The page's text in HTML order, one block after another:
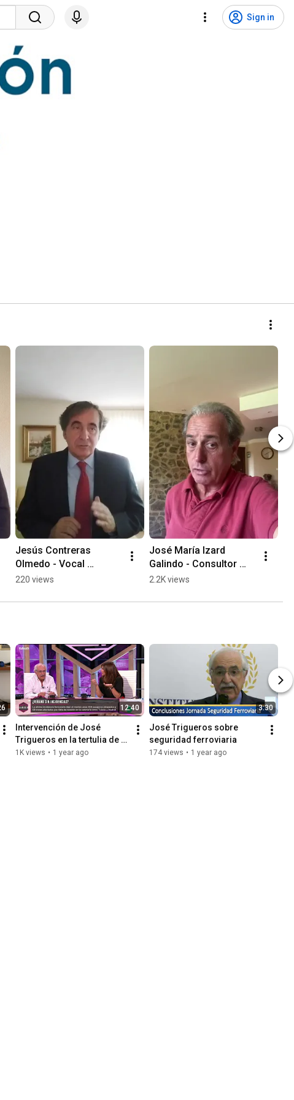
Sign in
Jesús Contreras
Olmedo - Vocal
Asociación Caminos
220 views
José María Izard
Galindo - Consultor
especialista en
2.2K views
12:40
Intervención de José
Trigueros en la tertulia de
La Roca (La
1K views • 1 year ago
3:30
José Trigueros sobre
seguridad ferroviaria
174 views • 1 year ago